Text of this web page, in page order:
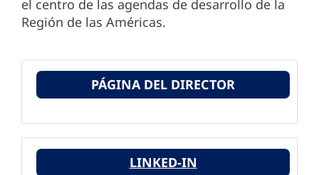
el centro de las agendas de desarrollo de la
Región de las Américas.
PÁGINA DEL DIRECTOR
LINKED-IN